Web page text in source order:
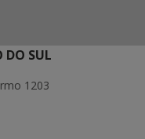
DO SUL
1203